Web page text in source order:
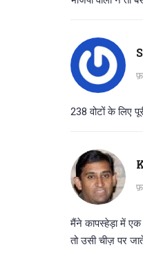
238 वोटों के लिए
मैंने कापस्हेड़ा में एक
तो उसी चीज़ पर